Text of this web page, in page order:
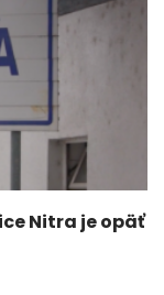
Nitra je opäť